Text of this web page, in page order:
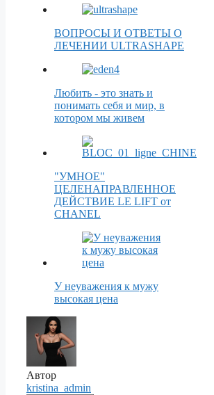
ВОПРОСЫ И ОТВЕТЫ О
ЛЕЧЕНИИ ULTRASHAPE
Любить - это знать и
понимать себя и мир, в
котором мы живем
"УМНОЕ"
ЦЕЛЕНАПРАВЛЕННОЕ
ДЕЙСТВИЕ LE LIFT от
CHANEL
У неуважения к мужу
высокая цена
Автор
kristina_admin